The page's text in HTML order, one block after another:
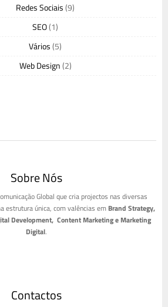
Redes Sociais(9)
SEO(1)
Vários(5)
Web Design(2)
Sobre Nós
Global que cria projectos nas diversas
estrutura única, com valências em Brand Strategy,
Development, Content Marketing e Marketing
Digital.
Contactos